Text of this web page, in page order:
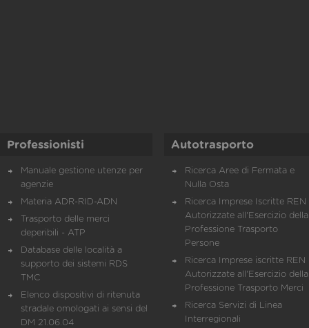
Professionisti
Manuale gestione utenze per
agenzie
Materia ADR-RID-ADN
Trasporto delle merci
deperibili - ATP
Database delle località a
supporto dei sistemi RDS
TMC
Elenco dispositivi di ritenuta
stradale omologati ai sensi del
DM 21.06.04
Autotrasporto
Ricerca Aree di Fermata e
Nulla Osta
Ricerca Imprese Iscritte REN
Autorizzate all'Esercizio della
Professione Trasporto
Persone
Ricerca Imprese iscritte REN
Autorizzate all'Esercizio della
Professione Trasporto Merci
Ricerca Servizi di Linea
Interregionali